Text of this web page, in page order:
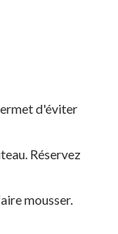
d'éviter
Réservez
mousser.